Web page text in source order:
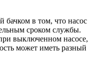
в том, что насос
сроком службы.
выключенном насосе,
может иметь разный